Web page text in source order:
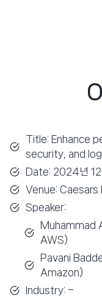
Title: Enhance
security, and
Date: 2024년 12
Venue: Caesars
Speaker:
Muhammad
AWS)
Pavani
Amazon)
Industry: –